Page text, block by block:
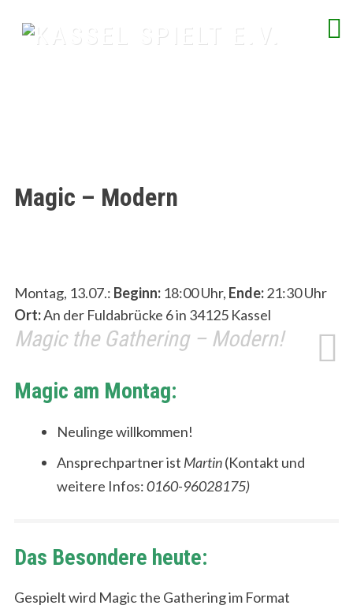
Magic – Modern
Montag, 13.07.: Beginn:18:00 Uhr, Ende:21:30 Uhr
Ort:An der Fuldabrücke 6 in 34125 Kassel
Magic the Gathering – Modern!
Magic am Montag:
Neulinge willkommen!
Ansprechpartner ist Martin(Kontakt und
weitere Infos:0160-96028175)
Das Besondere heute:
Gespielt wird Magic the Gathering im Format